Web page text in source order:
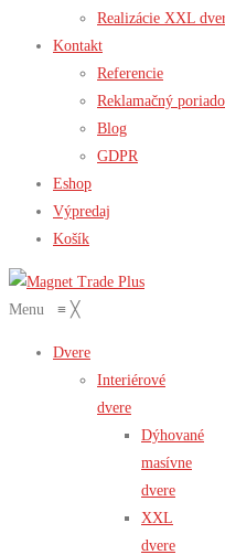
Realizácie XXL
Kontakt
Referencie
Reklamačný
Blog
GDPR
Eshop
Výpredaj
Košík
Menu ≡ ╳
Dvere
Interiérové
dvere
Dýhované
masívne
dvere
XXL
dvere